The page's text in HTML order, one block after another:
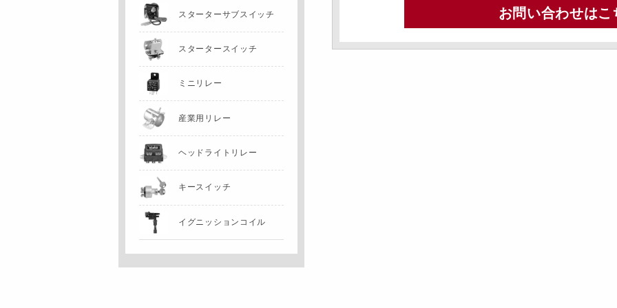
お問い合わせはこ
スターターサブスイッチ
スタータースイッチ
ミニリレー
産業用リレー
ヘッドライトリレー
キースイッチ
イグニッションコイル